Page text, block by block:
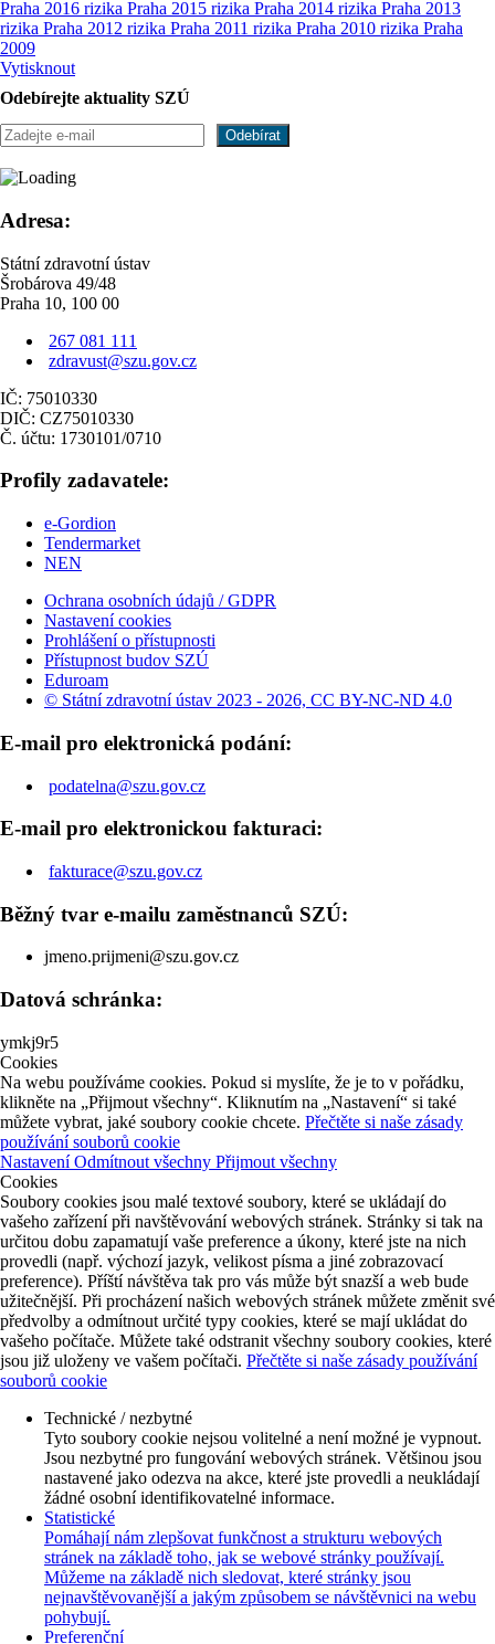
Praha 2016 rizika Praha 2015 rizika Praha 2014 rizika Praha 2013
rizika Praha 2012 rizika Praha 2011 rizika Praha 2010 rizika Praha
2009
Vytisknout
Odebírejte aktuality SZÚ
Adresa:
Státní zdravotní ústav
Šrobárova 49/48
Praha 10, 100 00
267 081 111
zdravust@szu.gov.cz
IČ: 75010330
DIČ: CZ75010330
Č. účtu: 1730101/0710
Profily zadavatele:
e-Gordion
Tendermarket
NEN
Ochrana osobních údajů / GDPR
Nastavení cookies
Prohlášení o přístupnosti
Přístupnost budov SZÚ
Eduroam
© Státní zdravotní ústav 2023 - 2026, CC BY-NC-ND 4.0
E-mail pro elektronická podání:
podatelna@szu.gov.cz
E-mail pro elektronickou fakturaci:
fakturace@szu.gov.cz
Běžný tvar e-mailu zaměstnanců SZÚ:
jmeno.prijmeni@szu.gov.cz
Datová schránka:
ymkj9r5
Cookies
Na webu používáme cookies. Pokud si myslíte, že je to v pořádku,
klikněte na „Přijmout všechny“. Kliknutím na „Nastavení“ si také
můžete vybrat, jaké soubory cookie chcete. Přečtěte si naše zásady
používání souborů cookie
NastaveníOdmítnout všechny Přijmout všechny
Cookies
Soubory cookies jsou malé textové soubory, které se ukládají do
vašeho zařízení při navštěvování webových stránek. Stránky si tak na
určitou dobu zapamatují vaše preference a úkony, které jste na nich
provedli (např. výchozí jazyk, velikost písma a jiné zobrazovací
preference). Příští návštěva tak pro vás může být snazší a web bude
užitečnější. Při procházení našich webových stránek můžete změnit své
předvolby a odmítnout určité typy cookies, které se mají ukládat do
vašeho počítače. Můžete také odstranit všechny soubory cookies, které
jsou již uloženy ve vašem počítači. Přečtěte si naše zásady používání
souborů cookie
Technické / nezbytné
Tyto soubory cookie nejsou volitelné a není možné je vypnout.
Jsou nezbytné pro fungování webových stránek. Většinou jsou
nastavené jako odezva na akce, které jste provedli a neukládají
žádné osobní identifikovatelné informace.
Statistické
Pomáhají nám zlepšovat funkčnost a strukturu webových
stránek na základě toho, jak se webové stránky používají.
Můžeme na základě nich sledovat, které stránky jsou
nejnavštěvovanější a jakým způsobem se návštěvnici na webu
pohybují.
Preferenční